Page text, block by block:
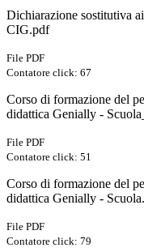
Dichiarazione sostitutiva
CIG.pdf
File PDF
Contatore click: 67
Corso di formazione del
didattica Genially -
File PDF
Contatore click: 51
Corso di formazione del
didattica Genially -
File PDF
Contatore click: 79